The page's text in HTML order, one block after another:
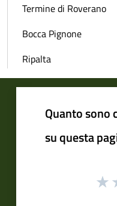
Termine di Roverano
Bocca Pignone
Ripalta
Quanto sono
su questa